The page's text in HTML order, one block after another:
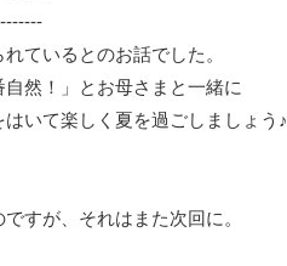
ているとのお話でした。
然！」とお母さまと一緒に
いて楽しく夏を過ごしましょう♪
すが、それはまた次回に。